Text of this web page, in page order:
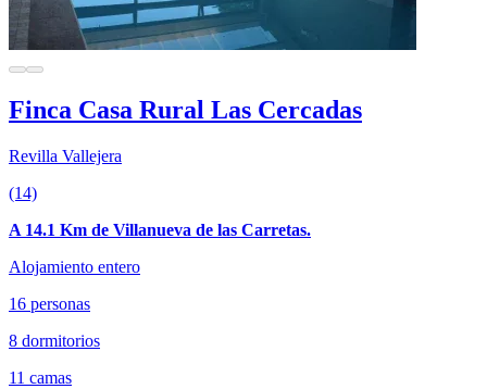
Finca Casa Rural Las Cercadas
Revilla Vallejera
(14)
A 14.1 Km de Villanueva de las Carretas.
Alojamiento entero
16 personas
8 dormitorios
11 camas